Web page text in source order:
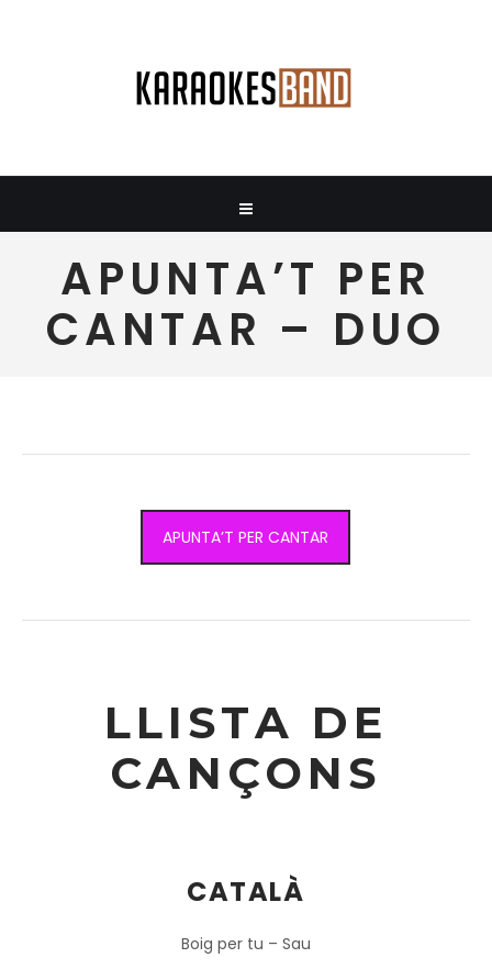
APUNTA’T PER
CANTAR – DUO
APUNTA’T PER CANTAR
LLISTA DE
CANÇONS
CATALÀ
Boig per tu – Sau